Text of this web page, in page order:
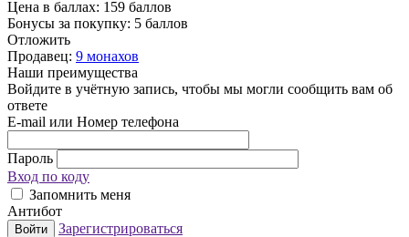
Цена в баллах: 159 баллов
Бонусы за покупку: 5 баллов
Отложить
Продавец: 9 монахов
Наши преимущества
Войдите в учётную запись, чтобы мы могли сообщить вам об
ответе
E-mail или Номер телефона
Пароль
Вход по коду
Запомнить меня
Антибот
Войти Зарегистрироваться